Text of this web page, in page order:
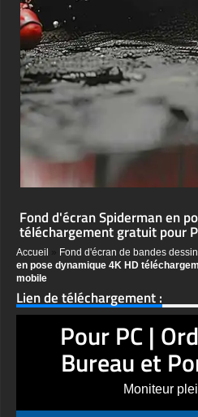
Fond d'écran Spiderman en
téléchargement gratuit pour
Accueil Fond d'écran de bandes
en pose dynamique 4K HD
mobile
Lien de téléchargement :
Pour PC |
Bureau et
Moniteur